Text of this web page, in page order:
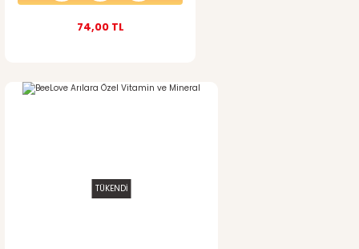
74,00 TL
TÜKENDİ